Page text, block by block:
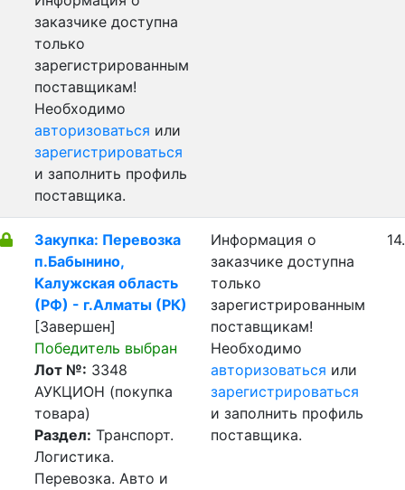
заказчике доступна
только
зарегистрированным
поставщикам!
Необходимо
авторизоваться или
зарегистрироваться
и заполнить профиль
поставщика.
Закупка: Перевозка
п.Бабынино,
Калужская область
(РФ) - г.Алматы (РК)
[Завершен]
Победитель выбран
Лот №: 3348
АУКЦИОН (покупка
товара)
Раздел: Транспорт.
Логистика.
Перевозка. Авто и
Информация о
заказчике доступна
только
зарегистрированным
поставщикам!
Необходимо
авторизоваться или
зарегистрироваться
и заполнить профиль
поставщика.